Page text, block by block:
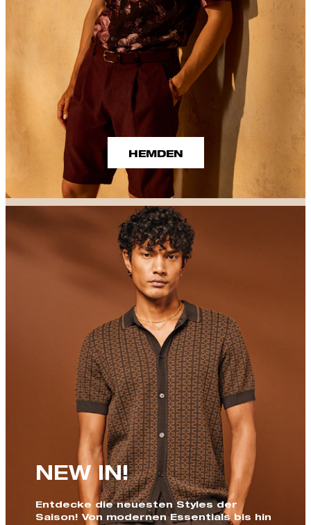
HEMDEN
NEW IN!
Entdecke die neuesten Styles der
Saison! Von modernen Essentials bis hin